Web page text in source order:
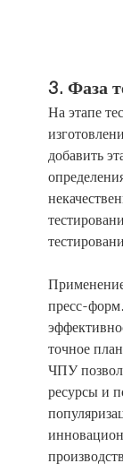
3. Фаза
На этапе
добавить
пресс-
точное
ЧПУ
ресурсы и